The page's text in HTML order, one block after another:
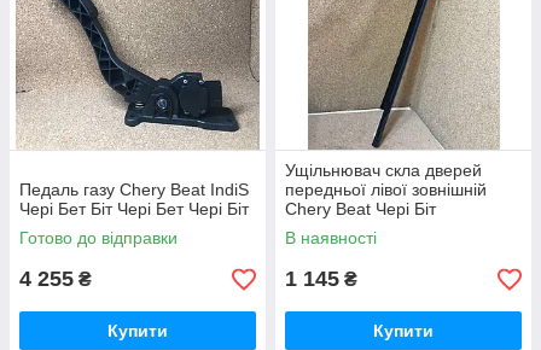
Педаль газу Chery Beat IndiS
Чері Бет Біт Чері Бет Чері Біт
Готово до відправки
4 255 ₴
Купити
Ущільнювач скла дверей
передньої лівої зовнішній
Chery Beat Чері Біт
В наявності
1 145 ₴
Купити